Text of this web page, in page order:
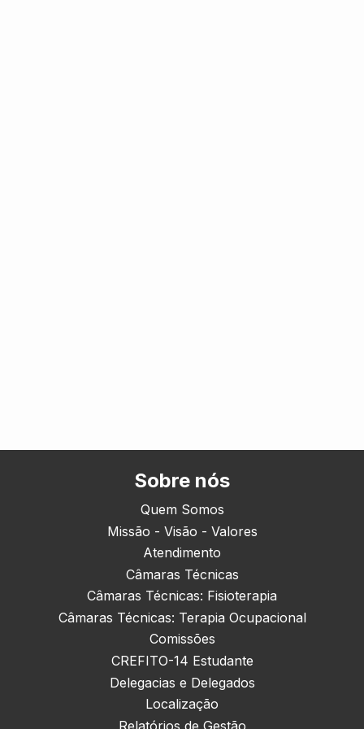
Sobre nós
Quem Somos
Missão - Visão - Valores
Atendimento
Câmaras Técnicas
Câmaras Técnicas: Fisioterapia
Câmaras Técnicas: Terapia Ocupacional
Comissões
CREFITO-14 Estudante
Delegacias e Delegados
Localização
Relatórios de Gestão